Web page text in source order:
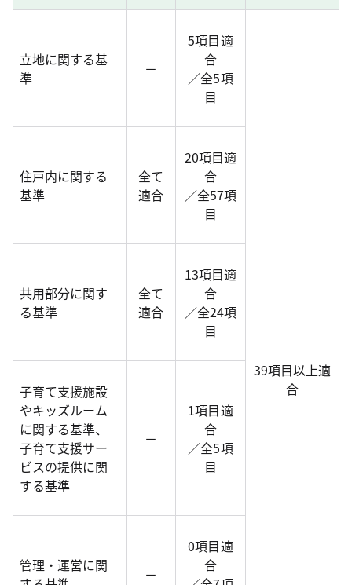
立地に関する基
準
－
5項目適
合
／全5項
目
39項目以上適
合
住戸内に関する
基準
全て
適合
20項目適
合
／全57項
目
共用部分に関す
る基準
全て
適合
13項目適
合
／全24項
目
子育て支援施設
やキッズルーム
に関する基準、
子育て支援サー
ビスの提供に関
する基準
－
1項目適
合
／全5項
目
管理・運営に関
－
0項目適
合